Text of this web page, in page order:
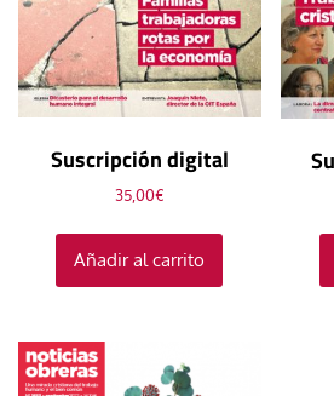
Suscripción digital
35,00€
Añadir al carrito